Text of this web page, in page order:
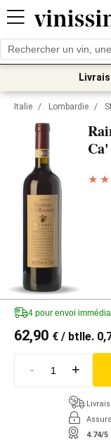
Italie / Lombardie /
4 pour envoi
62,90 € / btlle.
- +
4.74/5